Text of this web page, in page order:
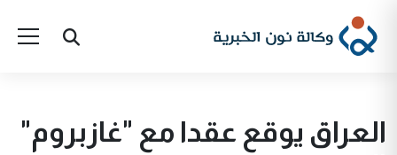
العراق يوقع عقدا مع "غازبروم"